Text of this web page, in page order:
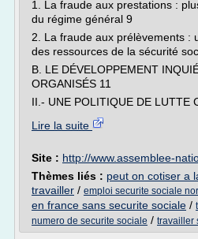
1. La fraude aux prestations :
du régime général 9
2. La fraude aux prélèvements :
des ressources de la sécurité
B. LE DÉVELOPPEMENT
ORGANISÉS 11
II.- UNE POLITIQUE DE LUTTE
Lire la suite
Site : http://www.assemblee-
Thèmes liés : peut on cotiser a
travailler / emploi securite sociale
en france sans securite sociale /
numero de securite sociale / travailler